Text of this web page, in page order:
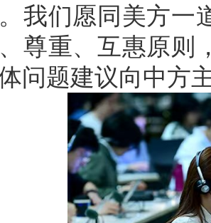
我们愿同美方一
尊重、互惠原则
问题建议向中方